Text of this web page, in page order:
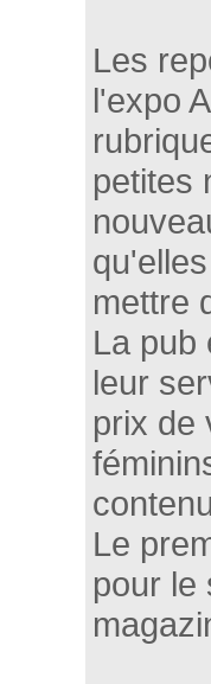
Les
l'expo
petites
mettre
La pub
leur
prix de
Le
pour le